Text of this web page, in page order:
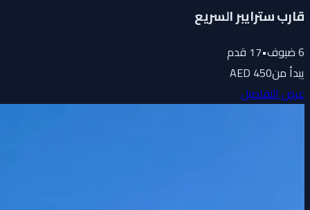
قارب سترايبر السريع
ضيوف•
17 قدم
يبدأ من450 AED
عرض التفاصيل